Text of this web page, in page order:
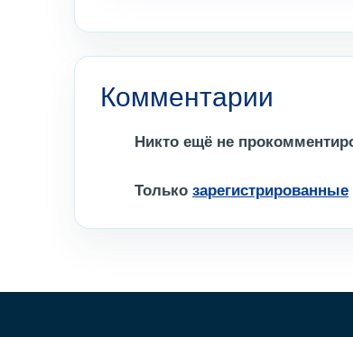
Комментарии
Никто ещё не
Только зарегистрированные